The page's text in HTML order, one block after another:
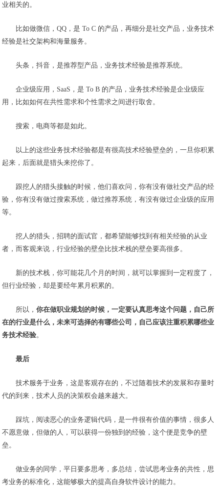
业相关的。
比如做微信 ，QQ ，是 To C 的产品，再细分是社交产品，业务技术
经验是社交架构和海量服务。
头条，抖音 ，是推荐型产品，业务技术经验是推荐系统。
企业级应用，SaaS，是 To B 的产品，业务技术经验是企业级应
用，比如如何在共性需求和个性需求之间进行取舍。
搜索 ，电商等都是如此。
以上的这些业务技术经验都是有很高技术经验壁垒的，一旦你积累
起来，后面就是猎头来挖你了。
跟挖人的猎头接触的时候，他们喜欢问，你有没有做社交产品的经
验，你有没有做过搜索系统，做过推荐系统，有没有做过企业级的应用
等。
挖人的猎头，招聘的面试官，都希望能够找到有相关经验的从业
者，而客观来说，行业经验的壁垒比技术栈的壁垒要高很多。
新的技术栈，你可能花几个月的时间，就可以掌握到一定程度了，
但行业经验，却是要经年累月积累的。
所以，你在做职业规划的时候，一定要认真思考这个问题，自己所
在的行业是什么，未来可选择的有哪些公司，自己应该注重积累哪些业
务技术经验。
最后
技术服务于业务，这是客观存在的，不过随着技术的发展和存量时
代的到来，技术人员的决策权会越来越大。
踩坑，阅读恶心的业务逻辑代码，是一件很有价值的事情，很多人
不愿意做，但做的人，可以获得一份独到的经验，这个便是竞争的壁
垒。
做业务的同学，平日要多思考，多总结，尝试思考业务的共性，思
考业务的标准化，这能够极大的提高自身软件设计的能力。